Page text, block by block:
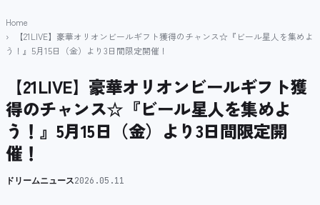
Home
【21LIVE】豪華オリオンビールギフト獲得のチャンス☆『ビール星人を集めよ
う！』5月15日（金）より3日間限定開催！
【21LIVE】豪華オリオンビールギフト獲
得のチャンス☆『ビール星人を集めよ
う！』5月15日（金）より3日間限定開
催！
ドリームニュース2026.05.11